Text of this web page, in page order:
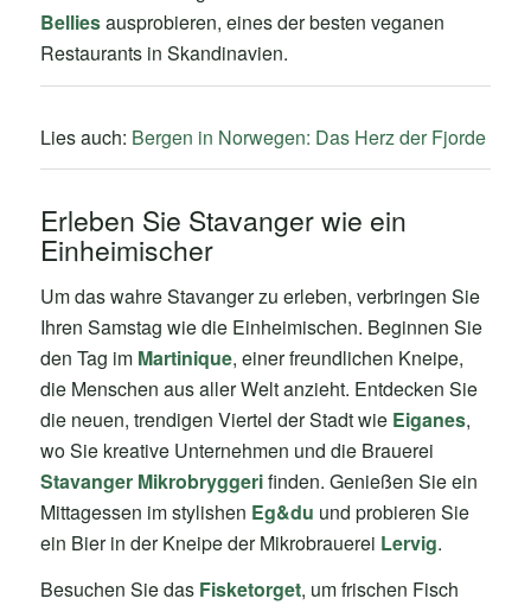
Belliesausprobieren, eines der besten veganen
Restaurants in Skandinavien.
Lies auch: Bergen in Norwegen: Das Herz der Fjorde
Erleben Sie Stavanger wie ein
Einheimischer
Um das wahre Stavanger zu erleben, verbringen Sie
Ihren Samstag wie die Einheimischen. Beginnen Sie
den Tag im Martinique, einer freundlichen Kneipe,
die Menschen aus aller Welt anzieht. Entdecken Sie
die neuen, trendigen Viertel der Stadt wie Eiganes,
wo Sie kreative Unternehmen und die Brauerei
Stavanger Mikrobryggerifinden. Genießen Sie ein
Mittagessen im stylishen Eg&du und probieren Sie
ein Bier in der Kneipe der Mikrobrauerei Lervig.
Besuchen Sie das Fisketorget, um frischen Fisch